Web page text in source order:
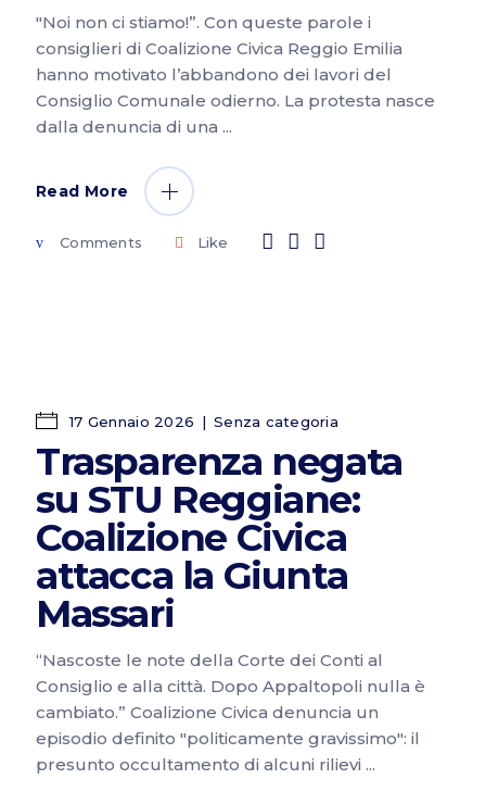
"Noi non ci stiamo!”. Con queste parole i
consiglieri di Coalizione Civica Reggio Emilia
hanno motivato l’abbandono dei lavori del
Consiglio Comunale odierno. La protesta nasce
dalla denuncia di una
Read More
Comments Like
17 Gennaio 2026 Senza categoria
Trasparenza negata
su STU Reggiane:
Coalizione Civica
attacca la Giunta
Massari
“Nascoste le note della Corte dei Conti al
Consiglio e alla città. Dopo Appaltopoli nulla è
cambiato.” Coalizione Civica denuncia un
episodio definito "politicamente gravissimo": il
presunto occultamento di alcuni rilievi